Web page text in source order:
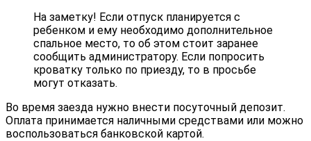
На заметку! Если отпуск планируется с
ребенком и ему необходимо дополнительное
спальное место, то об этом стоит заранее
сообщить администратору. Если попросить
кроватку только по приезду, то в просьбе
могут отказать.
Во время заезда нужно внести посуточный депозит.
Оплата принимается наличными средствами или можно
воспользоваться банковской картой.